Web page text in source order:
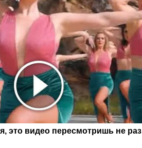
это видео пересмотришь не раз